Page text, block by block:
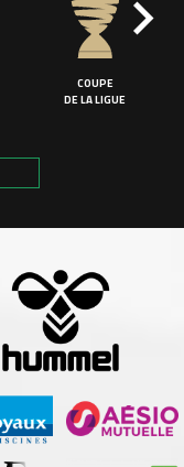
COUPE
DE LA LIGUE